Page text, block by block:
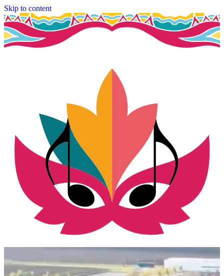
Skip to content